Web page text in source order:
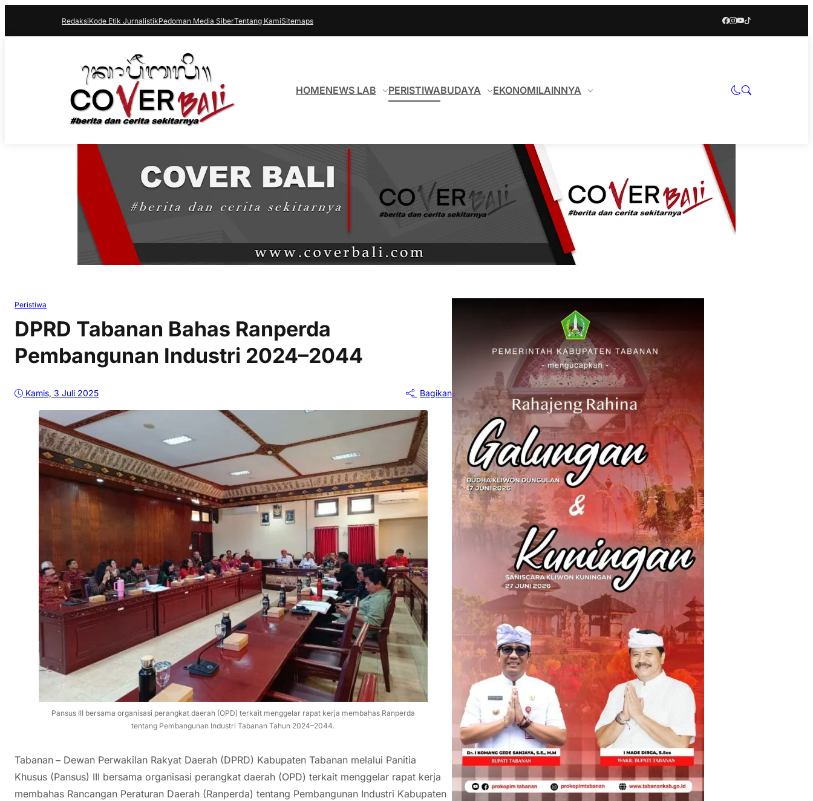
RedaksiKode Etik JurnalistikPedoman Media SiberTentang KamiSitemaps
HOMENEWS LAB PERISTIWABUDAYA EKONOMILAINNYA
Peristiwa
DPRD Tabanan Bahas Ranperda
Pembangunan Industri 2024–2044
Kamis, 3 Juli 2025 Bagikan
Pansus III bersama organisasi perangkat daerah (OPD) terkait menggelar rapat kerja membahas Ranperda
tentang Pembangunan Industri Tabanan Tahun 2024–2044.
Tabanan – Dewan Perwakilan Rakyat Daerah (DPRD) Kabupaten Tabanan melalui Panitia
Khusus (Pansus) III bersama organisasi perangkat daerah (OPD) terkait menggelar rapat kerja
membahas Rancangan Peraturan Daerah (Ranperda) tentang Pembangunan Industri Kabupaten